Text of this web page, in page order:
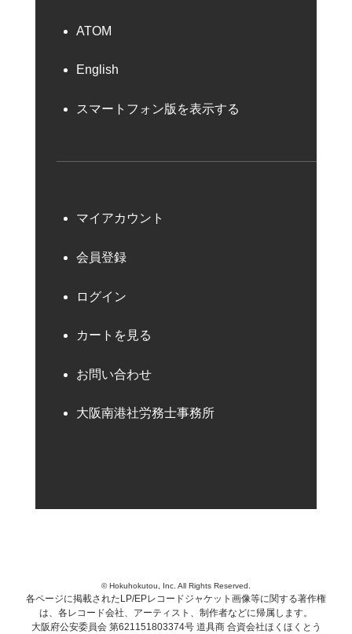
ATOM
English
スマートフォン版を表示する
マイアカウント
会員登録
ログイン
カートを見る
お問い合わせ
大阪南港社労務士事務所
© Hokuhokutou, Inc. All Rights Reserved.
各ページに掲載されたLP/EPレコードジャケット画像等に関する著作権
は、各レコード会社、アーティスト、制作者などに帰属します。
大阪府公安委員会 第621151803374号 道具商 合資会社ほくほくとう